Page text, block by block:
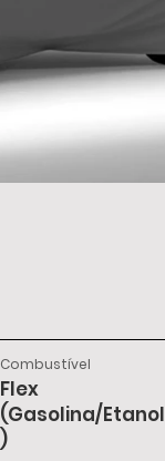
Combustível
Flex
(Gasolina/Etanol
)